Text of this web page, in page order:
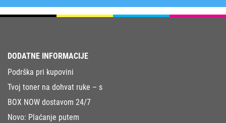
DODATNE INFORMACIJE
Podrška pri kupovini
Tvoj toner na dohvat ruke – s
BOX NOW dostavom 24/7
Novo: Plaćanje putem